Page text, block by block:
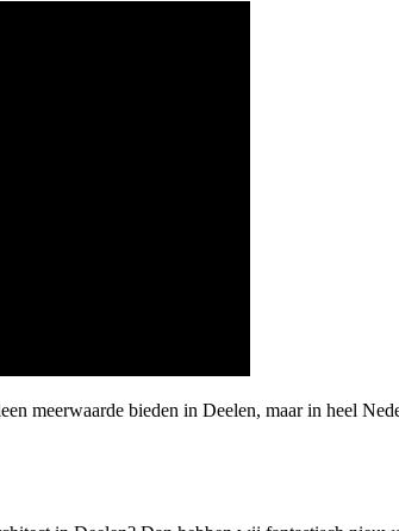
meerwaarde bieden in Deelen, maar in heel